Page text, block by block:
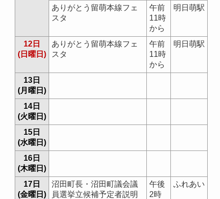
ありがとう留萌本線フェ
スタ
午前
11時
から
明日萌駅
12日
(日曜日)
ありがとう留萌本線フェ
スタ
午前
11時
から
明日萌駅
13日
(月曜日)
14日
(火曜日)
15日
(水曜日)
16日
(木曜日)
17日
(金曜日)
沼田町長・沼田町議会議
員選挙立候補予定者説明
午後
2時
ふれあい